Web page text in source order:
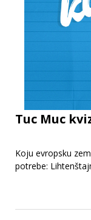
Tuc Muc
Koju evropsku
potrebe: